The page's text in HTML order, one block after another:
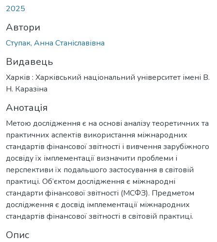
2025
Автори
Ступак, Анна Станіславівна
Видавець
Харків : Харківський національний університет імені В.
Н. Каразіна
Анотація
Метою дослідження є на основі аналізу теоретичних та
практичних аспектів використання міжнародних
стандартів фінансової звітності і вивчення зарубіжного
досвіду їх імплементації визначити проблеми і
перспективи їх подальшого застосування в світовій
практиці. Об’єктом дослідження є міжнародні
стандарти фінансової звітності (МСФЗ). Предметом
дослідження є досвід імплементації міжнародних
стандартів фінансової звітності в світовій практиці.
Опис